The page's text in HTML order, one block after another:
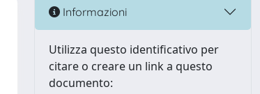
Informazioni
Utilizza questo identificativo per
citare o creare un link a questo
documento: